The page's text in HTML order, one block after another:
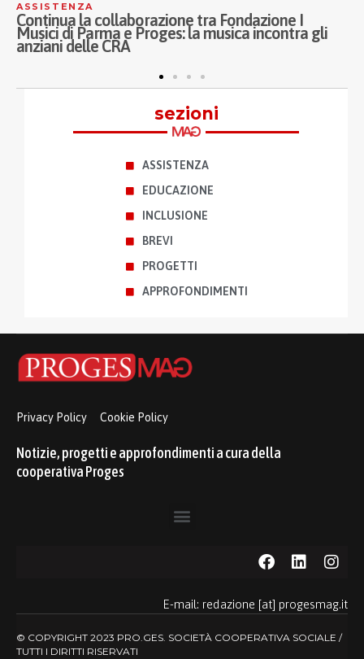
I
gli
ASSISTENZA
Inaugurati a Milano i nuovi Ospedali di
Porta Nuova, Melloni e Sassi: Proges al
ASST Fatebenefratelli Sacco nel welfare di
sezioni
ASSISTENZA
EDUCAZIONE
INCLUSIONE
BREVI
PROGETTI
APPROFONDIMENTI
Privacy Policy Cookie Policy
Notizie, progetti e approfondimenti a cura della
cooperativa Proges
E-mail: redazione [at] progesmag.it
© COPYRIGHT 2023 PRO.GES. SOCIETÀ COOPERATIVA SOCIALE /
TUTTI I DIRITTI RISERVATI